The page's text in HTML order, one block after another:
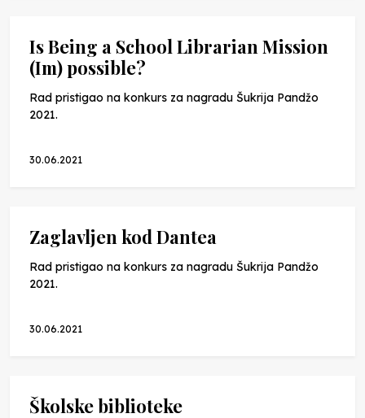
Is Being a School Librarian Mission
(Im) possible?
Rad pristigao na konkurs za nagradu Šukrija Pandžo
2021.
30.06.2021
Zaglavljen kod Dantea
Rad pristigao na konkurs za nagradu Šukrija Pandžo
2021.
30.06.2021
Školske biblioteke